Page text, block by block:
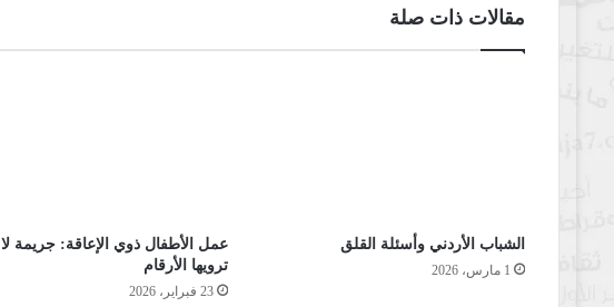
مقالات ذات صلة
الشباب الأردني وأسئلة القلق
1 مارس، 2026
عمل الأطفال ذوي الإعاقة: جريمة لا
ترويها الأرقام
23 فبراير، 2026